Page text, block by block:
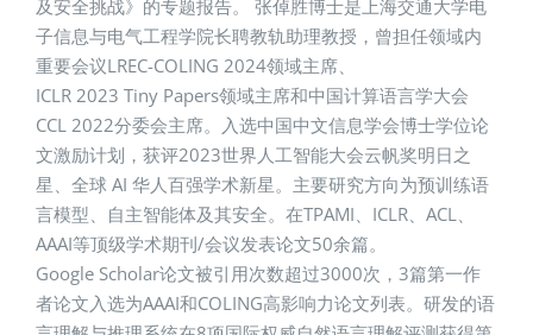
及安全挑战》的专题报告。 张倬胜博士是上海交通大学电
子信息与电气工程学院长聘教轨助理教授，曾担任领域内
重要会议LREC-COLING 2024领域主席、
ICLR 2023 Tiny Papers领域主席和中国计算语言学大会
CCL 2022分委会主席。入选中国中文信息学会博士学位论
文激励计划，获评2023世界人工智能大会云帆奖明日之
星、全球 AI 华人百强学术新星。主要研究方向为预训练语
言模型、自主智能体及其安全。在TPAMI、ICLR、ACL、
AAAI等顶级学术期刊/会议发表论文50余篇。
Google Scholar论文被引用次数超过3000次，3篇第一作
者论文入选为AAAI和COLING高影响力论文列表。研发的语